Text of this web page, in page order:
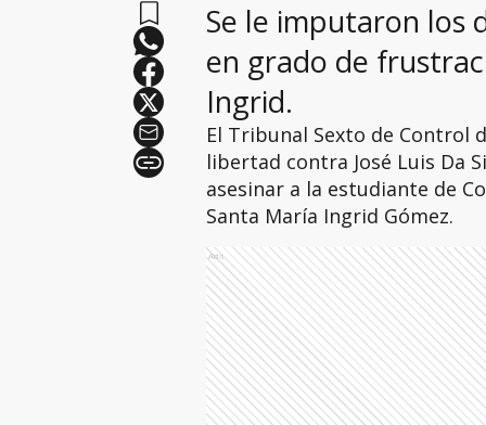
Se le imputaron los
en grado de
Ingrid.
El Tribunal Sexto de Control
libertad contra José Luis Da
asesinar a la estudiante de
Santa María Ingrid Gómez.
Ads